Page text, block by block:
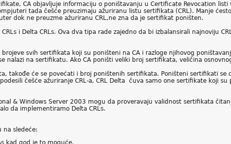
CA objavljuje informaciju o poništavanju u Certificate Revocation listi
tada češće preuzimaju ažuriranu listu sertifikata (CRL). Manje
dok ne preuzme ažuriranu CRL,ne zna da je sertifikat poništen.
i Delta CRLs. Ova dva tipa rade zajedno da bi izbalansirali najnoviju
brojeve svih sertifikata koji su poništeni na CA i razloge njihovog
nalazi na sertifikatu. Ako CA poništi veliki broj sertifikata, veličina
takođe će se povećati i broj poništenih sertifikata. Poništeni sertifikati se
češće ažuriranje CRL-a, CRL Delta čuva samo one sertifikate koji
& Windows Server 2003 mogu da proveravaju validnost sertifikata
da implementiramo Delta CRLs.
na sledeće:
kad god je to moguće.